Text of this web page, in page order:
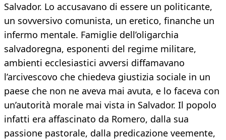
Salvador. Lo accusavano di essere un politicante,
un sovversivo comunista, un eretico, finanche un
infermo mentale. Famiglie dell’oligarchia
salvadoregna, esponenti del regime militare,
ambienti ecclesiastici avversi diffamavano
l’arcivescovo che chiedeva giustizia sociale in un
paese che non ne aveva mai avuta, e lo faceva con
un’autorità morale mai vista in Salvador. Il popolo
infatti era affascinato da Romero, dalla sua
passione pastorale, dalla predicazione veemente,